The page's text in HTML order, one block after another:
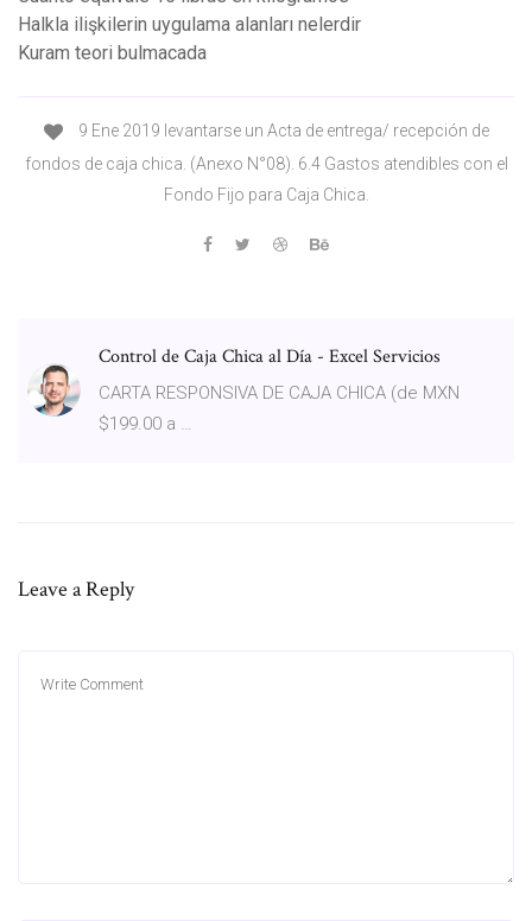
Halkla ilişkilerin uygulama alanları nelerdir
Kuram teori bulmacada
9 Ene 2019 levantarse un Acta de entrega/ recepción de
fondos de caja chica. (Anexo N°08). 6.4 Gastos atendibles con el
Fondo Fijo para Caja Chica.
Control de Caja Chica al Día - Excel Servicios
CARTA RESPONSIVA DE CAJA CHICA (de MXN
$199.00 a …
Leave a Reply